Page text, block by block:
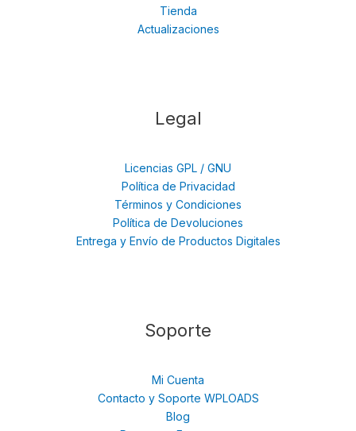
Tienda
Actualizaciones
Legal
Licencias GPL / GNU
Política de Privacidad
Términos y Condiciones
Política de Devoluciones
Entrega y Envío de Productos Digitales
Soporte
Mi Cuenta
Contacto y Soporte WPLOADS
Blog